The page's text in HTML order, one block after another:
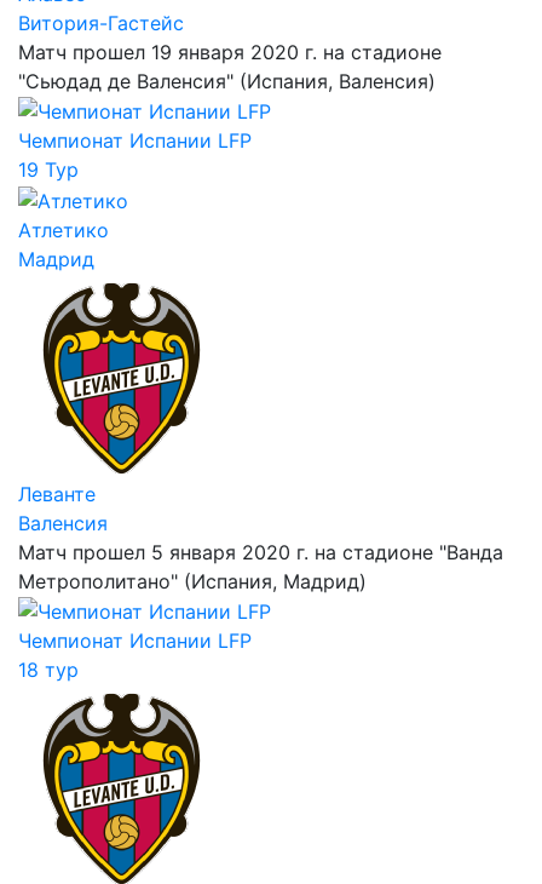
Витория-Гастейс
Матч прошел 19 января 2020 г. на стадионе
"Сьюдад де Валенсия" (Испания, Валенсия)
Чемпионат Испании LFP
19 Тур
Атлетико
Мадрид
Леванте
Валенсия
Матч прошел 5 января 2020 г. на стадионе "Ванда
Метрополитано" (Испания, Мадрид)
Чемпионат Испании LFP
18 тур